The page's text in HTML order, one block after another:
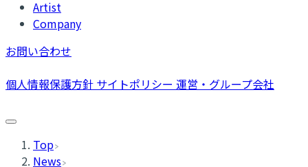
Artist
Company
お問い合わせ
個人情報保護方針 サイトポリシー 運営・グループ会社
Top
News